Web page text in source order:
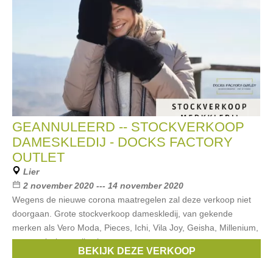
GEANNULEERD -- STOCKVERKOOP
DAMESKLEDIJ - DOCKS FACTORY
OUTLET
Lier
2 november 2020 --- 14 november 2020
Wegens de nieuwe corona maatregelen zal deze verkoop niet
doorgaan. Grote stockverkoop dameskledij, van gekende
merken als Vero Moda, Pieces, Ichi, Vila Joy, Geisha, Millenium,
… vooral wintercollecties
Vero Moda,Fransa,Vila,Geisha,
BEKIJK DEZE VERKOOP